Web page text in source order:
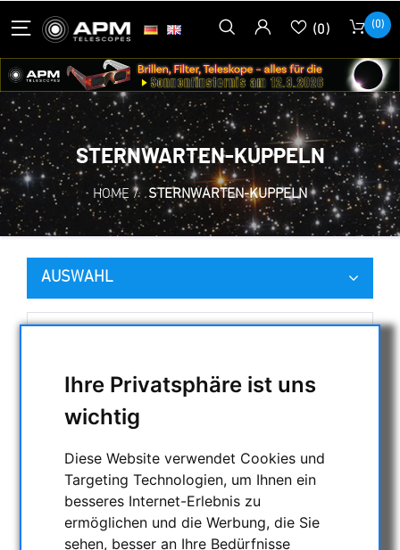
Ihre Privatsphäre ist uns
wichtig
Diese Website verwendet Cookies und
Targeting Technologien, um Ihnen ein
besseres Internet-Erlebnis zu
ermöglichen und die Werbung, die Sie
sehen, besser an Ihre Bedürfnisse
(0) (0)
STERNWARTEN-KUPPELN
HOME / STERNWARTEN-KUPPELN
AUSWAHL
NACHTSICHTGERÄTE , WÄRMEKAMERAS &
ENTFERNUNGSMESSER
AKTUELLE ANGEBOTE
ASTROPROFESSIONAL TELESCOPES
SECONDHAND & LAGERBESTAND
APM PRODUKTE
ASTROEINSTIEG